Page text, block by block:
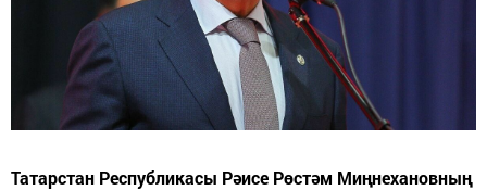
Татарстан Республикасы Рәисе Рөстәм Миңнехановның